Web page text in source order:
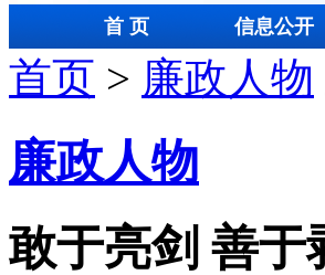
首 页 信息公开
首页 > 廉政人物
廉政人物
敢于亮剑 善于